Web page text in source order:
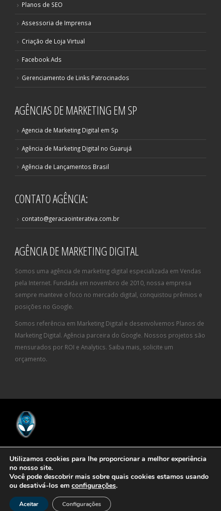
Planos de SEO
Assessoria de Imprensa
Criação de Loja Virtual
Facebook Ads
Gerenciamento de Links Patrocinados
AGÊNCIAS DE MARKETING EM SP
Agencia de Marketing Digital em Sp
Agência de Marketing Digital no Guarujá
Agência de Lançamentos Brasil
CONTATO AGÊNCIA:
contato@geracaointerativa.com.br
AGÊNCIA DE MARKETING DIGITAL
Somos uma agência de marketing digital especializada em Vendas
pela Internet. Fundada em novembro de 2010, nossa empresa
sempre manteve o foco no mercado digital, conquistou prêmios e
posições no Google.
Somos referência em Marketing Digital e desenvolvemos Planos de
Marketing Digital. Agência parceira do Google. Nossos projetos são
mensurados por ROI e Analytics. Saiba mais, solicite um
orçamento.
Geração Interativa
NÓS TRABALHAMOS COM MAIS RAÇA! AGÊNCIA DE MARKETING DIGITAL
Utilizamos cookies para lhe proporcionar a melhor experiência
no nosso site.
Você pode descobrir mais sobre quais cookies estamos usando
ou desativá-los em configurações.
Aceitar Configurações